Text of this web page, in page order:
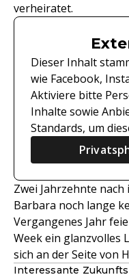
verheiratet.
Dieser Inhalt
wie Facebook,
Aktiviere bitte
Inhalte sowie
Standards, um
Zwei Jahrzehnte
Barbara noch lange
Vergangenes Jahr
Week ein glanzvolles
sich an der Seite von
Interessante